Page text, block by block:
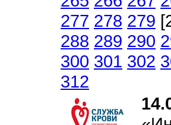
277 278 279
288 289 290
300 301 302
312